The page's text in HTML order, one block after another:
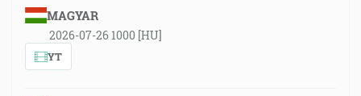
MAGYAR
2026-07-26 1000 [HU]
YT